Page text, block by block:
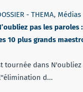
- THEMA, Médias
pas les paroles
10 plus grands
tournée dans N'oubliez
d...